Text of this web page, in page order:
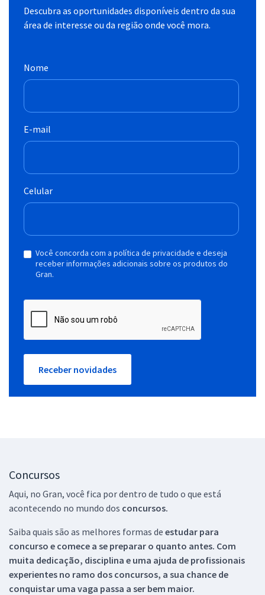
Descubra as oportunidades disponíveis dentro da sua
área de interesse ou da região onde você mora.
Nome
E-mail
Celular
Você concorda com a política de privacidade e deseja
receber informações adicionais sobre os produtos do
Gran.
Receber novidades
Concursos
Aqui, no Gran, você fica por dentro de tudo o que está
acontecendo no mundo dos concursos.
Saiba quais são as melhores formas de estudar para
concurso e comece a se preparar o quanto antes. Com
muita dedicação, disciplina e uma ajuda de profissionais
experientes no ramo dos concursos, a sua chance de
conquistar uma vaga passa a ser bem maior.